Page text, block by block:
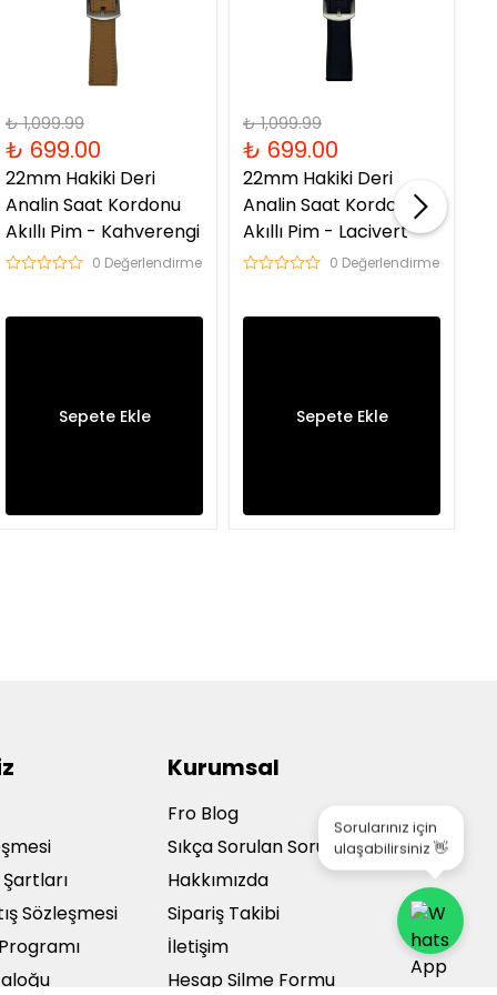
₺ 1,099.99
₺ 699.00
22mm Hakiki Deri
Analin Saat Kordonu
Akıllı Pim - Kahverengi
0 Değerlendirme
Sepete Ekle
₺ 1,099.99
₺ 699.00
22mm Hakiki Deri
Analin Saat Kordonu
Akıllı Pim - Lacivert
0 Değerlendirme
Sepete Ekle
Sorularınız için
ulaşabilirsiniz 👋
Sözleşmesi
Kurumsal
Fro Blog
Sıkça Sorulan Sorular
Hakkımızda
Sipariş Takibi
İletişim
Hesap Silme Formu